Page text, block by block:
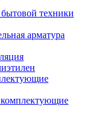
техники
арматура
комплектующие